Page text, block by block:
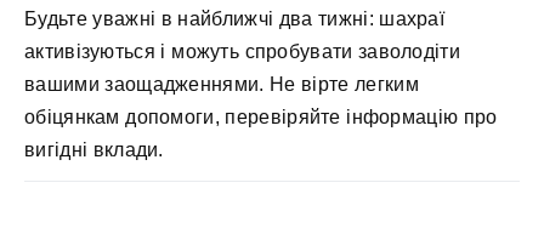
Будьте уважні в найближчі два тижні: шахраї
активізуються і можуть спробувати заволодіти
вашими заощадженнями. Не вірте легким
обіцянкам допомоги, перевіряйте інформацію про
вигідні вклади.